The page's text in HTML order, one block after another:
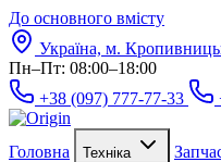
До основного вмісту
Україна, м.
Пн–Пт: 08:00–18:00
+38 (097) 777-77-33
Головна Техніка